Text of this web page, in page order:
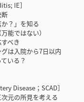
IE］
断
？」を知る
ではない）
べき
は入院から7日以内
いる？
Disease；SCAD］
元の所見を考える